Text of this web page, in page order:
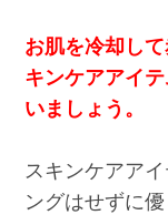
お肌を冷却し
キンケアアイ
いましょう。
スキンケアア
ングはせずに